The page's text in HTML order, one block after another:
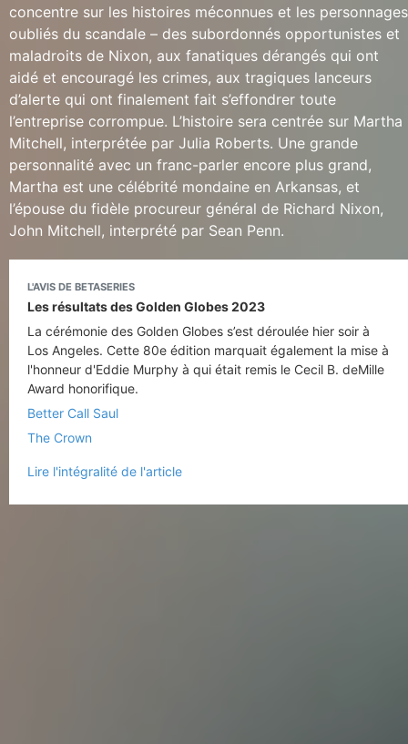
concentre sur les histoires méconnues et les personnages
oubliés du scandale – des subordonnés opportunistes et
maladroits de Nixon, aux fanatiques dérangés qui ont
aidé et encouragé les crimes, aux tragiques lanceurs
d’alerte qui ont finalement fait s’effondrer toute
l’entreprise corrompue. L’histoire sera centrée sur Martha
Mitchell, interprétée par Julia Roberts. Une grande
personnalité avec un franc-parler encore plus grand,
Martha est une célébrité mondaine en Arkansas, et
l’épouse du fidèle procureur général de Richard Nixon,
John Mitchell, interprété par Sean Penn.
L'AVIS DE BETASERIES
Les résultats des Golden Globes 2023
La cérémonie des Golden Globes s’est déroulée hier soir à
Los Angeles. Cette 80e édition marquait également la mise à
l'honneur d'Eddie Murphy à qui était remis le Cecil B. deMille
Award honorifique.
Better Call Saul
The Crown
Lire l'intégralité de l'article